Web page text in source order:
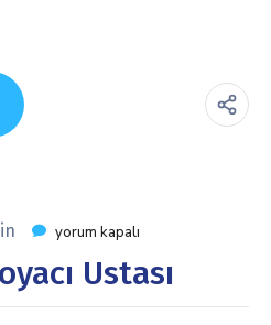
yorum kapalı
Ustası